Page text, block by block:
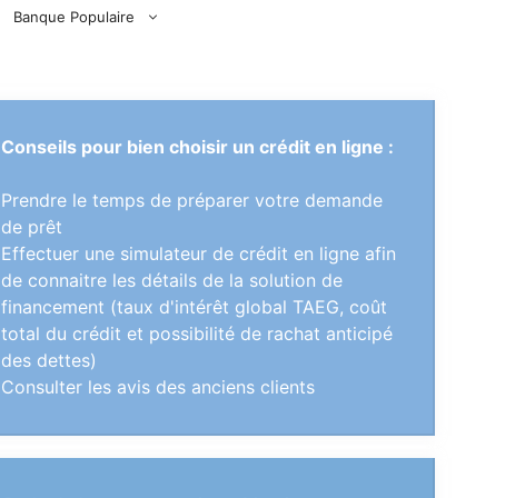
Banque Populaire
Conseils pour bien choisir un crédit en ligne :
Prendre le temps de préparer votre demande
de prêt
Effectuer une simulateur de crédit en ligne afin
de connaitre les détails de la solution de
financement (taux d'intérêt global TAEG, coût
total du crédit et possibilité de rachat anticipé
des dettes)
Consulter les avis des anciens clients